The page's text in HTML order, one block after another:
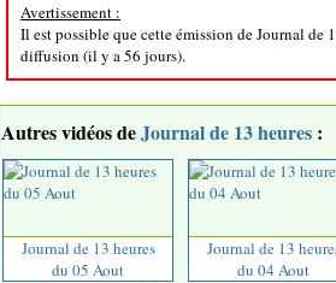
Avertissement :
Il est possible que cette émission de Journal de
diffusion (il y a 56 jours).
Autres vidéos deJournal de 13 heures :
Journal de 13 heures
du 05 Aout
Journal de 13
du 04 Aout